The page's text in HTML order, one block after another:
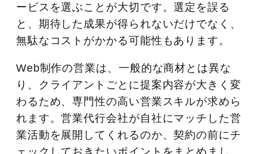
ービスを選ぶことが大切です。選定を誤る
と、期待した成果が得られないだけでなく、
無駄なコストがかかる可能性もあります。
Web制作の営業は、一般的な商材とは異な
り、クライアントごとに提案内容が大きく変
わるため、専門性の高い営業スキルが求めら
れます。営業代行会社が自社にマッチした営
業活動を展開してくれるのか、契約の前にチ
ェックしておきたいポイントをまとめまし